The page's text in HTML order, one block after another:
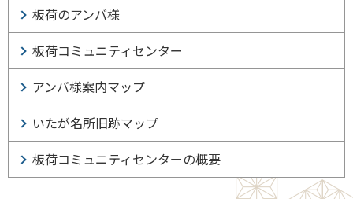
板荷のアンバ様
板荷コミュニティセンター
アンバ様案内マップ
いたが名所旧跡マップ
板荷コミュニティセンターの概要